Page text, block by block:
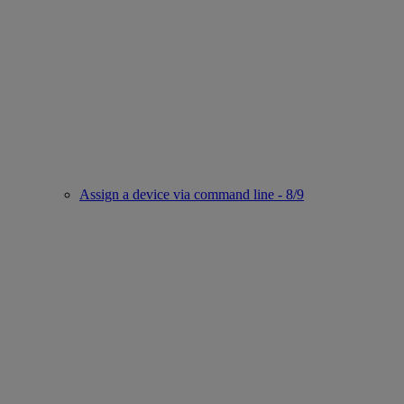
Assign a device via command line - 8/9